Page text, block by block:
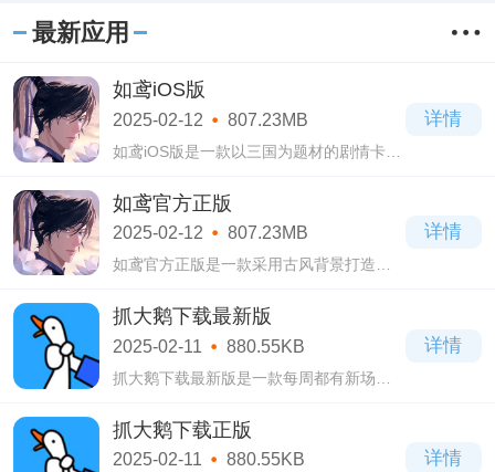
最新应用
如鸢iOS版
2025-02-12 807.23MB
如鸢iOS版是一款以三国为题材的剧情卡牌
多玩法，并且加入了很多的剧情闯关元
素，每位玩家都可以在游戏中解锁自己喜
欢的帅气
详情
如鸢官方正版
2025-02-12 807.23MB
如鸢官方正版是一款采用古风背景打造的
有完整的剧情设定，还拥有很多不同的剧
情系统发展，每位玩家都可以在游戏中解
锁不同
详情
抓大鹅下载最新版
2025-02-11 880.55KB
抓大鹅下载最新版是一款每周都有新场景
羊了个羊等2D消除游戏还是很有优势的，
3D场景和物理引擎，埋在下面的也能被颠
上来!
详情
抓大鹅下载正版
2025-02-11 880.55KB 详情